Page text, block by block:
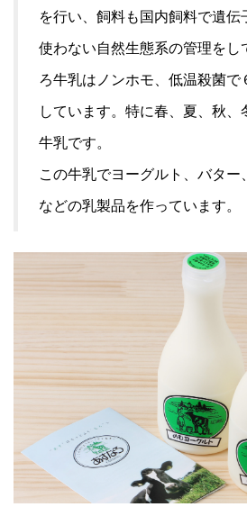
を行い、飼料も国内飼料で遺伝
使わない自然生態系の管理をし
ろ牛乳はノンホモ、低温殺菌
しています。特に春、夏、秋、
牛乳です。
この牛乳でヨーグルト、バター
などの乳製品を作っています。